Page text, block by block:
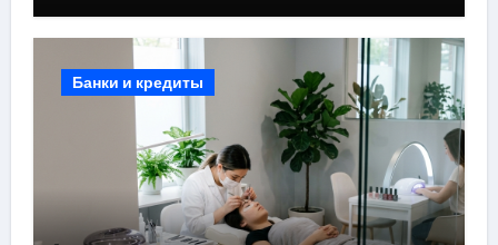
Банки и кредиты